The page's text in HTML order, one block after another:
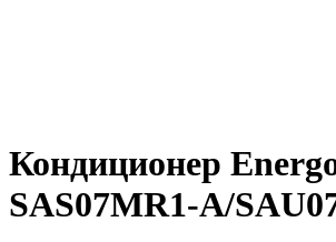
Кондиционер
SAS07MR1-A/